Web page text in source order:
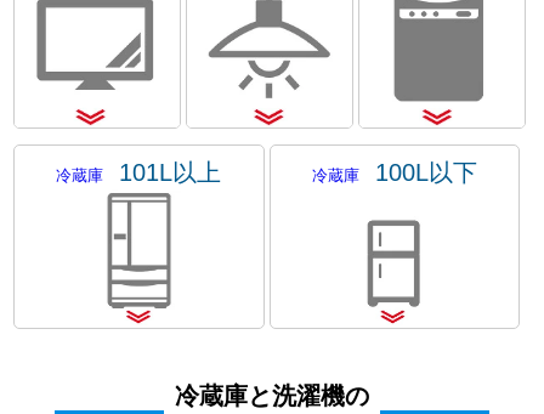
冷蔵庫 101L以上 冷蔵庫 100L以下
冷蔵庫と洗濯機の